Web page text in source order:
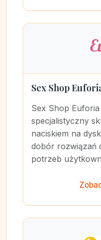
Sex Shop
Sex Shop
specjalistyczny
naciskiem na
dobór rozwiązań
potrzeb